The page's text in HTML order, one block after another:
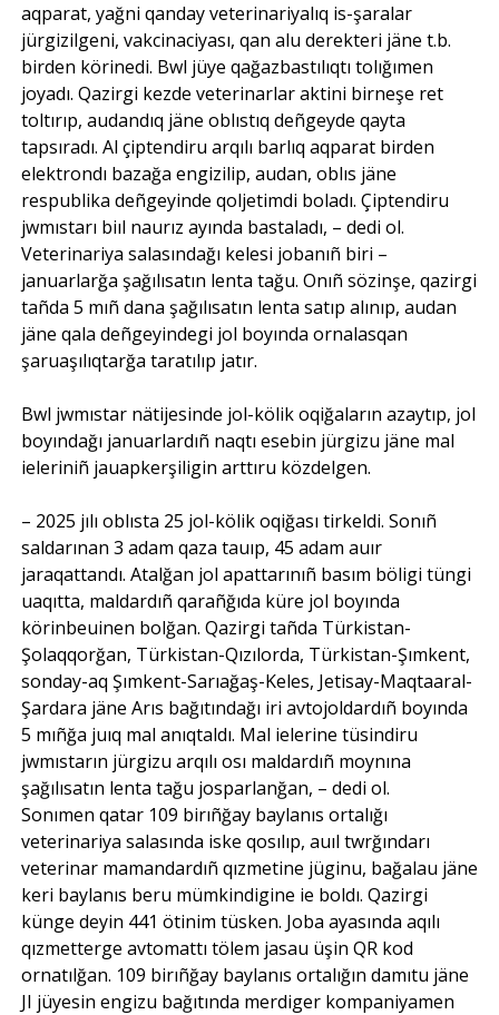
aqparat, yağni qanday veterinariyalıq is-şaralar
jürgizilgeni, vakcinaciyası, qan alu derekteri jäne t.b.
birden körinedi. Bwl jüye qağazbastılıqtı tolığımen
joyadı. Qazirgi kezde veterinarlar aktini birneşe ret
toltırıp, audandıq jäne oblıstıq deñgeyde qayta
tapsıradı. Al çiptendiru arqılı barlıq aqparat birden
elektrondı bazağa engizilip, audan, oblıs jäne
respublika deñgeyinde qoljetimdi boladı. Çiptendiru
jwmıstarı biıl naurız ayında bastaladı, – dedi ol.
Veterinariya salasındağı kelesi jobanıñ biri –
januarlarğa şağılısatın lenta tağu. Onıñ sözinşe, qazirgi
tañda 5 mıñ dana şağılısatın lenta satıp alınıp, audan
jäne qala deñgeyindegi jol boyında ornalasqan
şaruaşılıqtarğa taratılıp jatır.
Bwl jwmıstar nätijesinde jol-kölik oqiğaların azaytıp, jol
boyındağı januarlardıñ naqtı esebin jürgizu jäne mal
ieleriniñ jauapkerşiligin arttıru közdelgen.
– 2025 jılı oblısta 25 jol-kölik oqiğası tirkeldi. Sonıñ
saldarınan 3 adam qaza tauıp, 45 adam auır
jaraqattandı. Atalğan jol apattarınıñ basım böligi tüngi
uaqıtta, maldardıñ qarañğıda küre jol boyında
körinbeuinen bolğan. Qazirgi tañda Türkistan-
Şolaqqorğan, Türkistan-Qızılorda, Türkistan-Şımkent,
sonday-aq Şımkent-Sarıağaş-Keles, Jetisay-Maqtaaral-
Şardara jäne Arıs bağıtındağı iri avtojoldardıñ boyında
5 mıñğa juıq mal anıqtaldı. Mal ielerine tüsindiru
jwmıstarın jürgizu arqılı osı maldardıñ moynına
şağılısatın lenta tağu josparlanğan, – dedi ol.
Sonımen qatar 109 birıñğay baylanıs ortalığı
veterinariya salasında iske qosılıp, auıl twrğındarı
veterinar mamandardıñ qızmetine jüginu, bağalau jäne
keri baylanıs beru mümkindigine ie boldı. Qazirgi
künge deyin 441 ötinim tüsken. Joba ayasında aqılı
qızmetterge avtomattı tölem jasau üşin QR kod
ornatılğan. 109 birıñğay baylanıs ortalığın damıtu jäne
JI jüyesin engizu bağıtında merdiger kompaniyamen